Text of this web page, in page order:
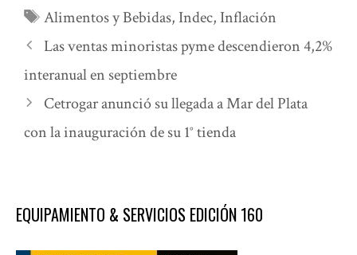
Etiquetas
Alimentos y Bebidas, Indec, Inflación
Las ventas minoristas pyme descendieron 4,2%
interanual en septiembre
Cetrogar anunció su llegada a Mar del Plata
con la inauguración de su 1° tienda
EQUIPAMIENTO & SERVICIOS EDICIÓN 160